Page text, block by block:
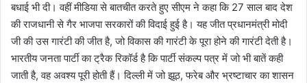
बधाई भी दी। वहीं मीडिया से बातचीत करते हुए सीएम ने कहा कि 27 साल बाद देश
की राजधानी से गैर भाजपा सरकारों की विदाई हुई है। यह जीत प्रधानमंत्री मोदी
जी की उस गारंटी की जीत है, जो विकास की गारंटी के पूरा होने की गारंटी देती है।
भारतीय जनता पार्टी का ट्रैक रिकॉर्ड है कि पार्टी संकल्प पत्र में जो भी बातें कही
जाती है, वह अवश्य पूरी होती हैं। दिल्ली में जो झूठ, फरेब और भ्रष्टाचार का शासन